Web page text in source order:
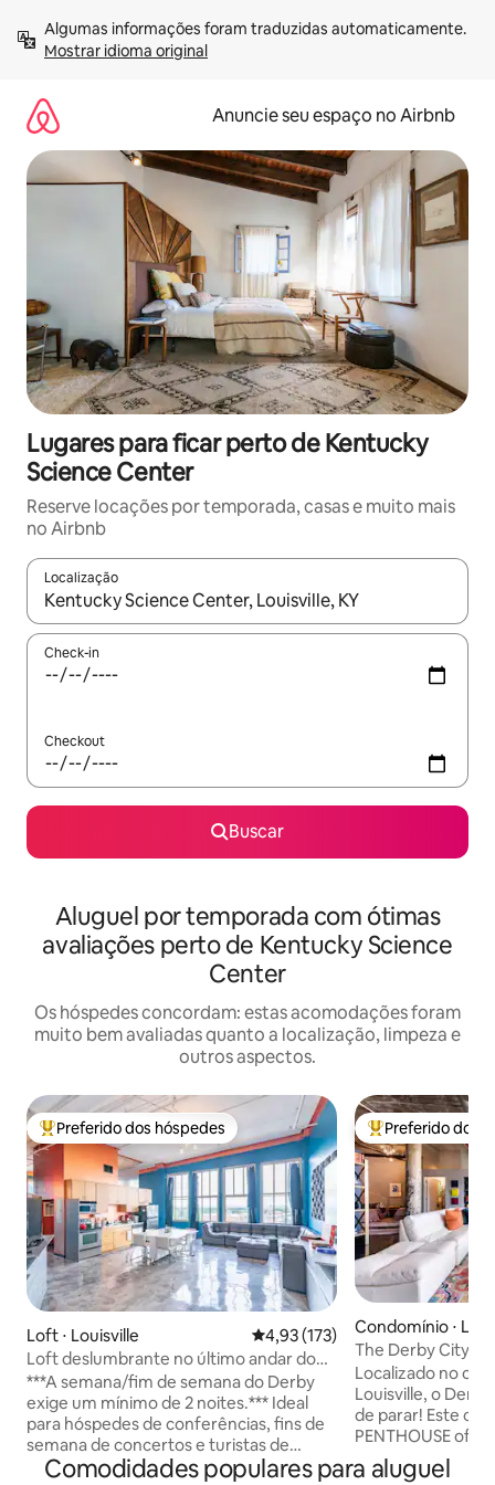
para
Mostrar idioma original
Anuncie seu espaço no Airbnb
Lugares para ficar perto de Kentucky
Science Center
Reserve locações por temporada, casas e muito mais
no Airbnb
Localização
Quando os resultados estiverem disponíveis, explore-os
Check-in
Checkout
Buscar
Aluguel por temporada com ótimas
avaliações perto de Kentucky Science
Center
Os hóspedes concordam: estas acomodações foram
muito bem avaliadas quanto a localização, limpeza e
outros aspectos.
Entre os melhores preferidos dos hóspedes
Preferido dos hóspedes
Loft ⋅ Louisville 4,93 de uma avaliação média de
4,93 (173)
Loft deslumbrante no último andar do
centro da cidade com vista
***A semana/fim de semana do Derby
exige um mínimo de 2 noites.*** Ideal
para hóspedes de conferências, fins de
semana de concertos e turistas de
bourbon. Desfrute de vistas incríveis
Entre os
Preferido dos
Condomínio ⋅
The Derby City
a área dos
Localizado no
Louisville, o
de parar! Este
PENTHOUSE
deslumbrantes e
A planta aberta
Comodidades populares para aluguel